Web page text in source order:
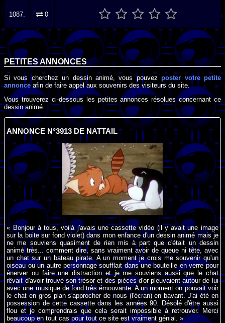
1087. 0
PETITES ANNONCES
Si vous cherchez un dessin animé, vous pouvezposter votre petite
annonceafin de faire appel aux souvenirs des visiteurs du site.
Vous trouverez ci-dessous les petites annonces résolues concernant ce
dessin animé.
ANNONCE N°3913 DE NATTAIL
« Bonjour à tous, voilà j'avais une cassette vidéo (il y avait une image
sur la boite sur fond violet) dans mon enfance d'un dessin animé mais je
ne me souviens quasiment de rien mis à part que c'était un dessin
animé très... comment dire, sans vraiment avoir de queue ni tête, avec
un chat sur un bateau pirate. A un moment je crois me souvenir qu'un
oiseau ou un autre personnage soufflait dans une bouteille en verre pour
énerver ou faire une distraction et je me souviens aussi que le chat
rêvait d'avoir trouvé son trésor et des pièces d'or pleuvaient autour de lui
avec une musique de fond très émouvante. A un moment on pouvait voir
le chat en gros plan s'approcher de nous (l'écran) en bavant. J'ai été en
possession de cette cassette dans les années 90. Désolé d'être aussi
flou et je comprendrais que cela serait impossible à retrouver. Merci
beaucoup en tout cas pour tout ce site est vraiment génial. »